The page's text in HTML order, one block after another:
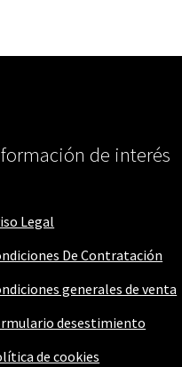
de interés
Legal
De Contratación
generales de venta
desestimiento
de cookies